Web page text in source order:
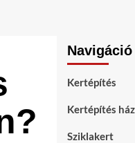
Navigáció
Kertépítés
Kertépítés
Sziklakert